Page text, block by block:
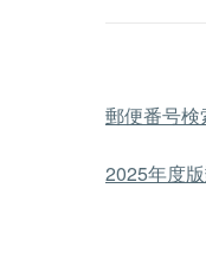
郵便番号
2025年度